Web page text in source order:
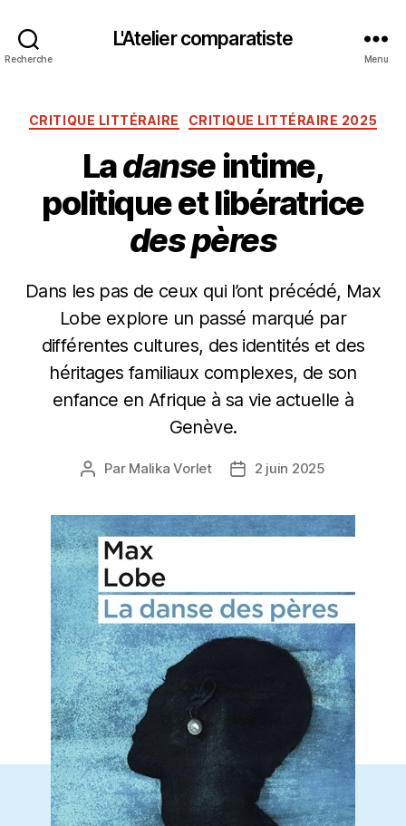
Recherche
L'Atelier comparatiste
Menu
Catégories
CRITIQUE LITTÉRAIRE CRITIQUE LITTÉRAIRE 2025
Ladanse intime,
politique et libératrice
des pères
Dans les pas de ceux qui l’ont précédé, Max
Lobe explore un passé marqué par
différentes cultures, des identités et des
héritages familiaux complexes, de son
enfance en Afrique à sa vie actuelle à
Genève.
Auteur
Par Malika Vorlet
Date2 juin 2025